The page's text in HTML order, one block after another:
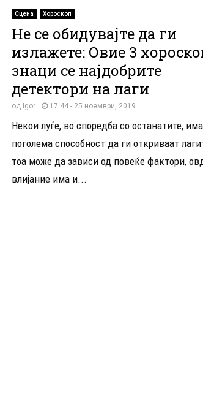
Сцена Хороскоп
Не се обидувајте да ги
излажете: Овие 3
знаци се најдобрите
детектори на лаги
од Igor 17:44 - 25 ноември, 2019
Некои луѓе, во споредба со останатите,
поголема способност да ги откриваат
тоа може да зависи од повеќе фактори,
влијание има и...